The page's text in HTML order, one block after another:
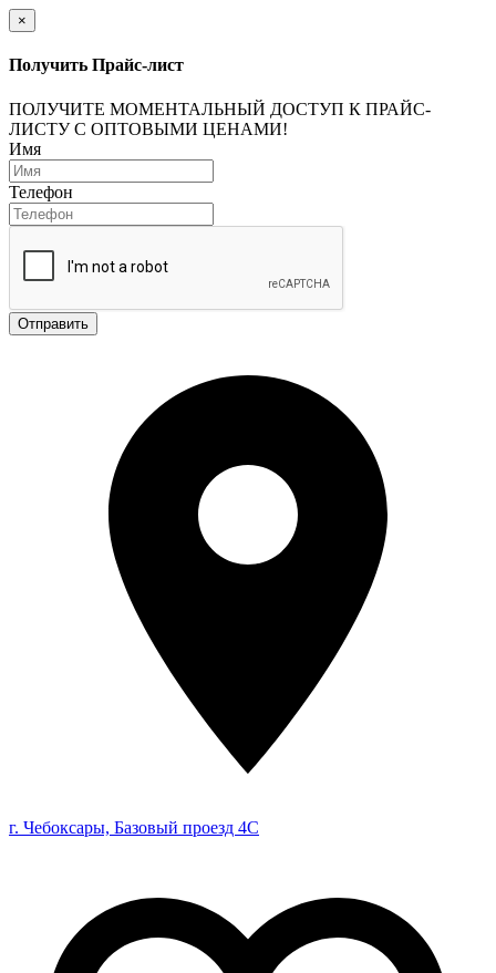
×
Получить Прайс-лист
ПОЛУЧИТЕ МОМЕНТАЛЬНЫЙ ДОСТУП К ПРАЙС-
ЛИСТУ С ОПТОВЫМИ ЦЕНАМИ!
Имя
Телефон
Отправить
г. Чебоксары, Базовый проезд 4С